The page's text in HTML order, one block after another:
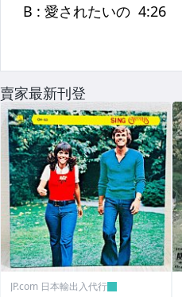
賣家最新刊登
JP.com 日本輸出入代行